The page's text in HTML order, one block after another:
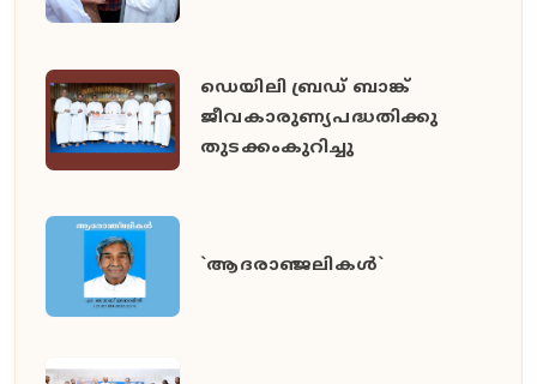
ഡെയിലി ബ്രഡ് ബാങ്ക്
ജീവകാരുണ്യപദ്ധതിക്കു
തുടക്കംകുറിച്ചു
`ആദരാഞ്ജലികൾ`